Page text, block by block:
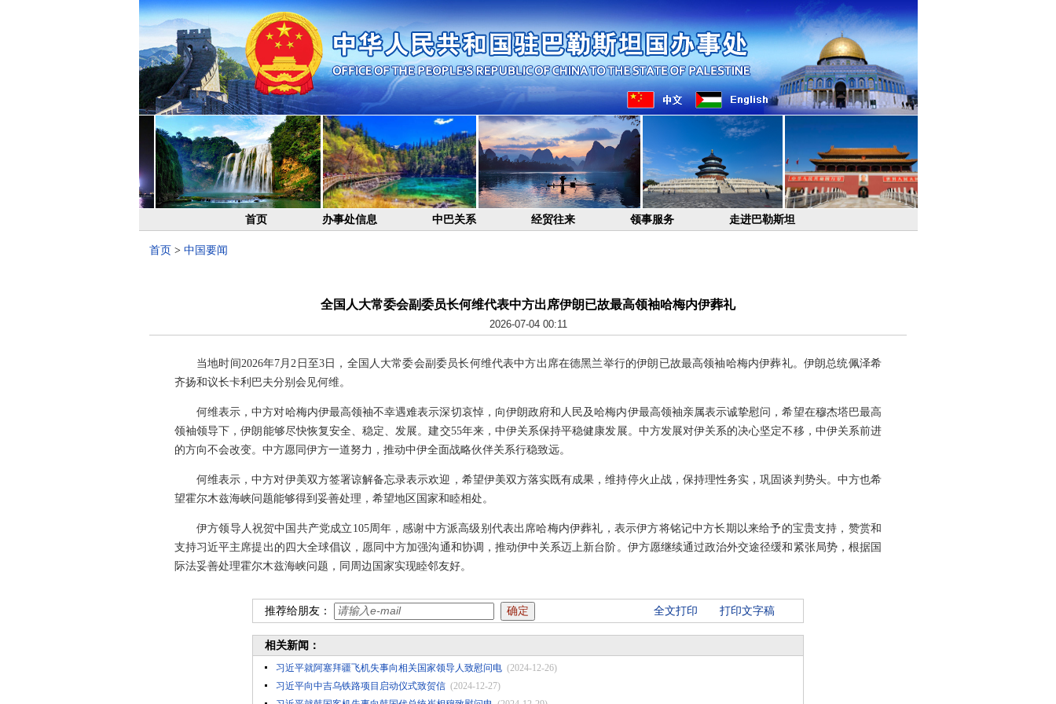
首页 办事处信息 中巴关系 经贸往来 领事服务 走进巴勒斯坦
首页 > 中国要闻
全国人大常委会副委员长何维代表中方出席伊朗已故最高领袖哈梅内伊葬礼
2026-07-04 00:11
当地时间2026年7月2日至3日，全国人大常委会副委员长何维代表中方出席在德黑兰举行的伊朗已故最高领袖哈梅内伊葬礼。伊朗总统佩泽希
齐扬和议长卡利巴夫分别会见何维。
何维表示，中方对哈梅内伊最高领袖不幸遇难表示深切哀悼，向伊朗政府和人民及哈梅内伊最高领袖亲属表示诚挚慰问，希望在穆杰塔巴最高
领袖领导下，伊朗能够尽快恢复安全、稳定、发展。建交55年来，中伊关系保持平稳健康发展。中方发展对伊关系的决心坚定不移，中伊关系前进
的方向不会改变。中方愿同伊方一道努力，推动中伊全面战略伙伴关系行稳致远。
何维表示，中方对伊美双方签署谅解备忘录表示欢迎，希望伊美双方落实既有成果，维持停火止战，保持理性务实，巩固谈判势头。中方也希
望霍尔木兹海峡问题能够得到妥善处理，希望地区国家和睦相处。
伊方领导人祝贺中国共产党成立105周年，感谢中方派高级别代表出席哈梅内伊葬礼，表示伊方将铭记中方长期以来给予的宝贵支持，赞赏和
支持习近平主席提出的四大全球倡议，愿同中方加强沟通和协调，推动伊中关系迈上新台阶。伊方愿继续通过政治外交途径缓和紧张局势，根据国
际法妥善处理霍尔木兹海峡问题，同周边国家实现睦邻友好。
推荐给朋友： 全文打印 打印文字稿
相关新闻：
习近平就阿塞拜疆飞机失事向相关国家领导人致慰问电 (2024-12-26)
习近平向中吉乌铁路项目启动仪式致贺信 (2024-12-27)